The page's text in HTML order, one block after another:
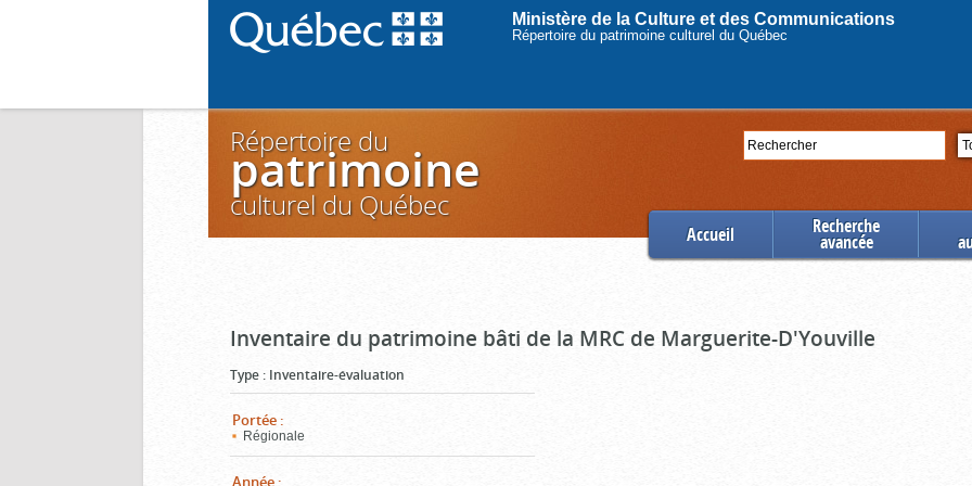
Ministère de la Culture et des Communications
Répertoire du patrimoine culturel du Québec
Rechercher
Répertoire du
patrimoine
culturel du Québec
Accueil Recherche
avancée
Inventaire du patrimoine bâti de la MRC de Marguerite-D'Youville
Type : Inventaire-évaluation
Portée :
Régionale